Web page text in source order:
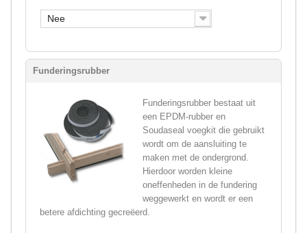
Nee
Funderingsrubber
Funderingsrubber bestaat uit
een EPDM-rubber en
Soudaseal voegkit die gebruikt
wordt om de aansluiting te
maken met de ondergrond.
Hierdoor worden kleine
oneffenheden in de fundering
weggewerkt en wordt er een
betere afdichting gecreëerd.